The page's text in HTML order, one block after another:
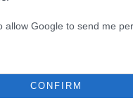
allow Google to send me
CONFIRM